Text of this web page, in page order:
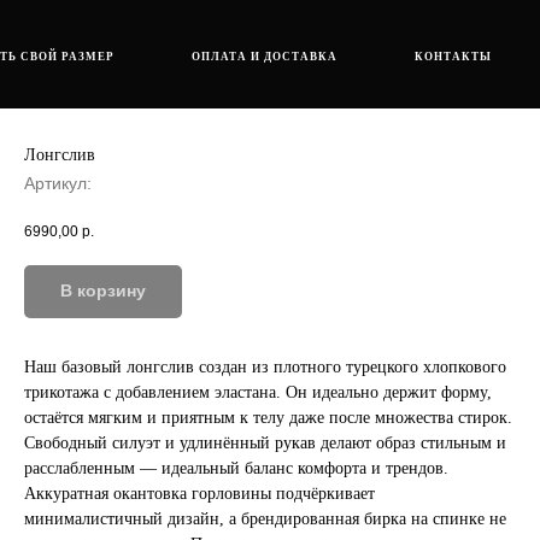
СВОЙ РАЗМЕР ОПЛАТА И ДОСТАВКА КОНТАКТЫ
Лонгслив
Артикул:
6990,00 р.
В корзину
Наш базовый лонгслив создан из плотного турецкого хлопкового
трикотажа с добавлением эластана. Он идеально держит форму,
остаётся мягким и приятным к телу даже после множества стирок.
Свободный силуэт и удлинённый рукав делают образ стильным и
расслабленным — идеальный баланс комфорта и трендов.
Аккуратная окантовка горловины подчёркивает
минималистичный дизайн, а брендированная бирка на спинке не